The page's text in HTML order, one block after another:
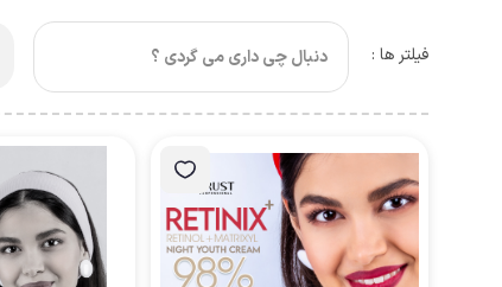
فیلتر ها :